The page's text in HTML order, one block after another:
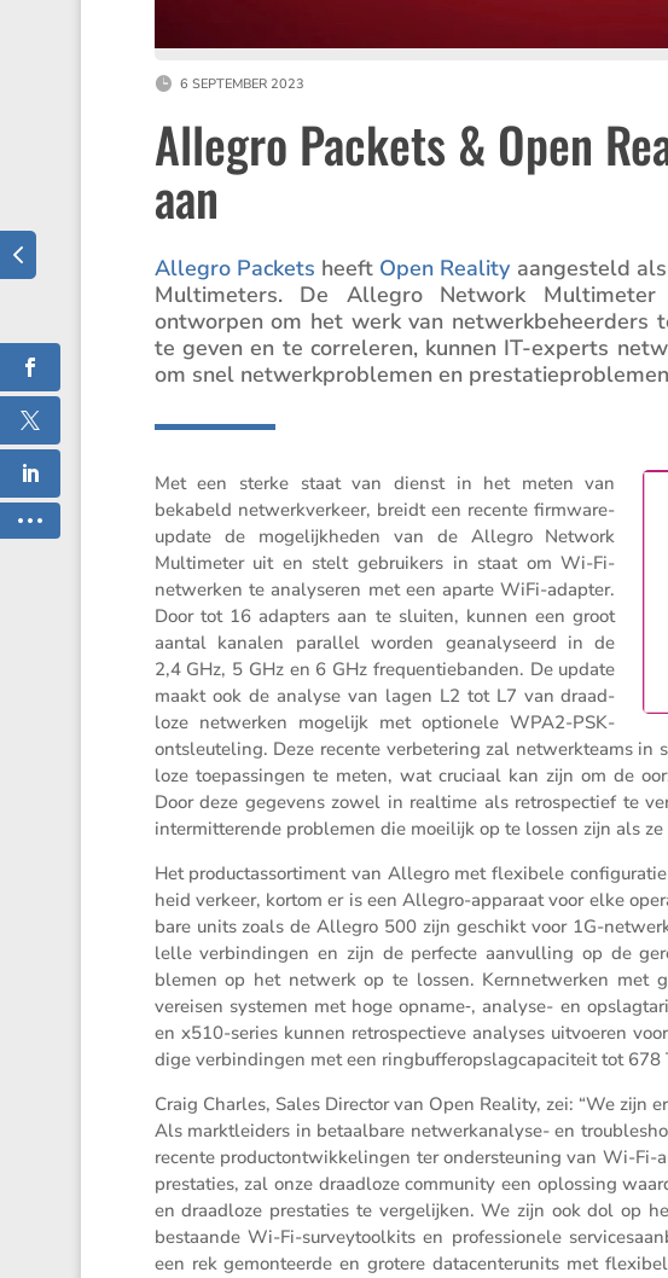
6 SEPTEMBER 2023
Allegro Packets & Open
aan
Allegro Packets heeft Open Realityaange­steld
Multi­me­ters. De Allegro Network
ontworpen om het werk van netwerk­be­heer­ders
te geven en te corre­leren, kunnen IT-experts
om snel netwerk­pro­blemen en
Met een sterke staat van dienst in het meten van
bekabeld netwerk­ver­keer, breidt een recente firmware-
update de mogelijk­heden van de Allegro Network
Multi­meter uit en stelt gebrui­kers in staat om Wi-Fi-
netwerken te analy­seren met een aparte WiFi-adapter.
Door tot 16 adapters aan te sluiten, kunnen een groot
aantal kanalen parallel worden geana­ly­seerd in de
2,4 GHz, 5 GHz en 6 GHz frequen­tie­banden. De update
maakt ook de analyse van lagen L2 tot L7 van draad­
loze netwerken mogelijk met optio­nele WPA2-PSK-
ontsleu­te­ling. Deze recente verbe­te­ring zal netwerk­teams
loze toepas­singen te meten, wat cruciaal kan zijn om de
Door deze gegevens zowel in realtime als retro­spec­tief te
inter­mit­te­rende problemen die moeilijk op te lossen zijn als
Het product­as­sor­ti­ment van Allegro met flexi­bele
heid verkeer, kortom er is een Allegro-apparaat voor elke
bare units zoals de Allegro 500 zijn geschikt voor 1G-
lelle verbin­dingen en zijn de perfecte aanvul­ling op de
blemen op het netwerk op te lossen. Kernnet­werken met
vereisen systemen met hoge opname‑, analyse- en
en x510-series kunnen retro­spec­tieve analyses uitvoeren
dige verbin­dingen met een ringbuf­fer­op­slag­ca­pa­ci­teit tot 678
Craig Charles, Sales Director van Open Reality, zei: “We zijn
Als markt­lei­ders in betaal­bare netwerkana­lyse- en
recente product­ont­wik­ke­lingen ter onder­steu­ning van Wi-
presta­ties, zal onze draad­loze commu­nity een oplos­sing
en draad­loze presta­ties te verge­lijken. We zijn ook dol op
bestaande Wi-Fi-survey­tool­kits en profes­si­o­nele
een rek gemon­teerde en grotere datacen­ter­units met